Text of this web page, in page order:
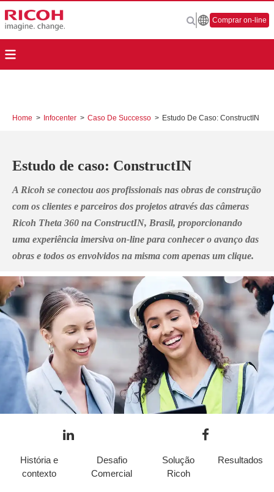
Comprar on-line
Home > Infocenter > Caso De Successo > Estudo De Caso: ConstructIN
Estudo de caso: ConstructIN
A Ricoh se conectou aos profissionais nas obras de construção
com os clientes e parceiros dos projetos através das câmeras
Ricoh Theta 360 na ConstructIN, Brasil, proporcionando
uma experiência imersiva on-line para conhecer o avanço das
obras e todos os envolvidos na misma com apenas um clique.
História e
contexto
Desafio
Comercial
Solução
Ricoh
Resultados